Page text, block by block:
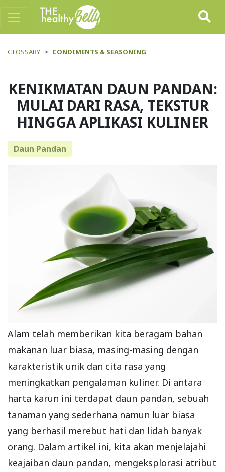
GLOSSARY CONDIMENTS & SEASONING
KENIKMATAN DAUN PANDAN:
MULAI DARI RASA, TEKSTUR
HINGGA APLIKASI KULINER
Daun Pandan
Alam telah memberikan kita beragam bahan
makanan luar biasa, masing-masing dengan
karakteristik unik dan cita rasa yang
meningkatkan pengalaman kuliner. Di antara
harta karun ini terdapat daun pandan, sebuah
tanaman yang sederhana namun luar biasa
yang berhasil merebut hati dan lidah banyak
orang. Dalam artikel ini, kita akan menjelajahi
keajaiban daun pandan, mengeksplorasi atribut